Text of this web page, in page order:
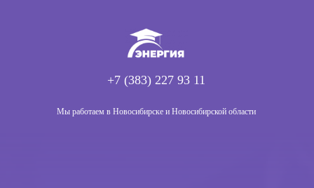
Мы работаем в Новосибирске и Новосибирской области
+7 (383) 227 93 11